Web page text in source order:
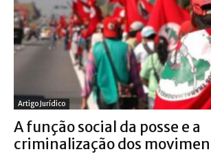
Artigo Jurídico
A função social da posse e a
criminalização dos